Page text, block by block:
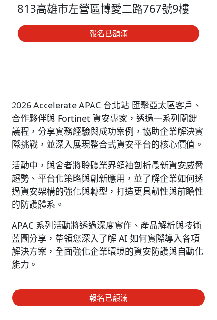
813高雄市左營區博愛二路767號9樓
報名已額滿
2026 Accelerate APAC 台北站 匯聚亞太區客戶、
合作夥伴與 Fortinet 資安專家，透過一系列關鍵
議程，分享實務經驗與成功案例，協助企業解決實
際挑戰，並深入展現整合式資安平台的核心價值。
活動中，與會者將聆聽業界領袖剖析最新資安威脅
趨勢、平台化策略與創新應用，並了解企業如何透
過資安架構的強化與轉型，打造更具韌性與前瞻性
的防護體系。
APAC 系列活動將透過深度實作、產品解析與技術
藍圖分享，帶領您深入了解 AI 如何實際導入各項
解決方案，全面強化企業環境的資安防護與自動化
能力。
報名已額滿